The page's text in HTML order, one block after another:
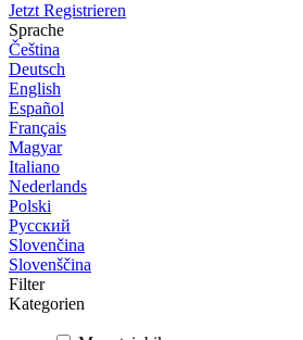
Jetzt Registrieren
Sprache
Čeština
Deutsch
English
Español
Français
Magyar
Italiano
Nederlands
Polski
Русский
Slovenčina
Slovenščina
Filter
Kategorien